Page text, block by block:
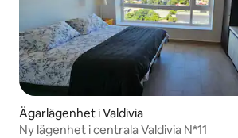
Ägarlägenhet i Valdivia
Ny lägenhet i centrala Valdivia N*11